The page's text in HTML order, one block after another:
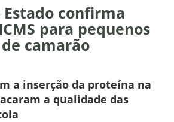
Estado confirma
para pequenos
camarão
a inserção da proteína na
a qualidade das